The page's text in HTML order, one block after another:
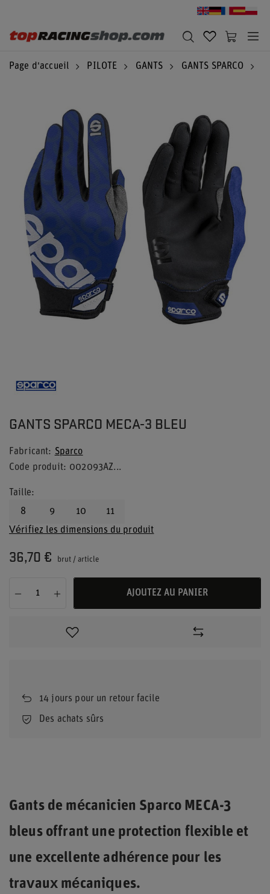
Page d'accueil PILOTE GANTS GANTS SPARCO
GANTS SPARCO MECA-3 BLEU
Fabricant
Sparco
Code produit
002093AZ...
Taille
8
9 10
11
Vérifiez les dimensions du produit
36,70 € brut / article
AJOUTEZ AU PANIER
14 jours pour un retour facile
Des achats sûrs
Gants de mécanicien Sparco MECA-3
bleus offrant une protection flexible et
une excellente adhérence pour les
travaux mécaniques.